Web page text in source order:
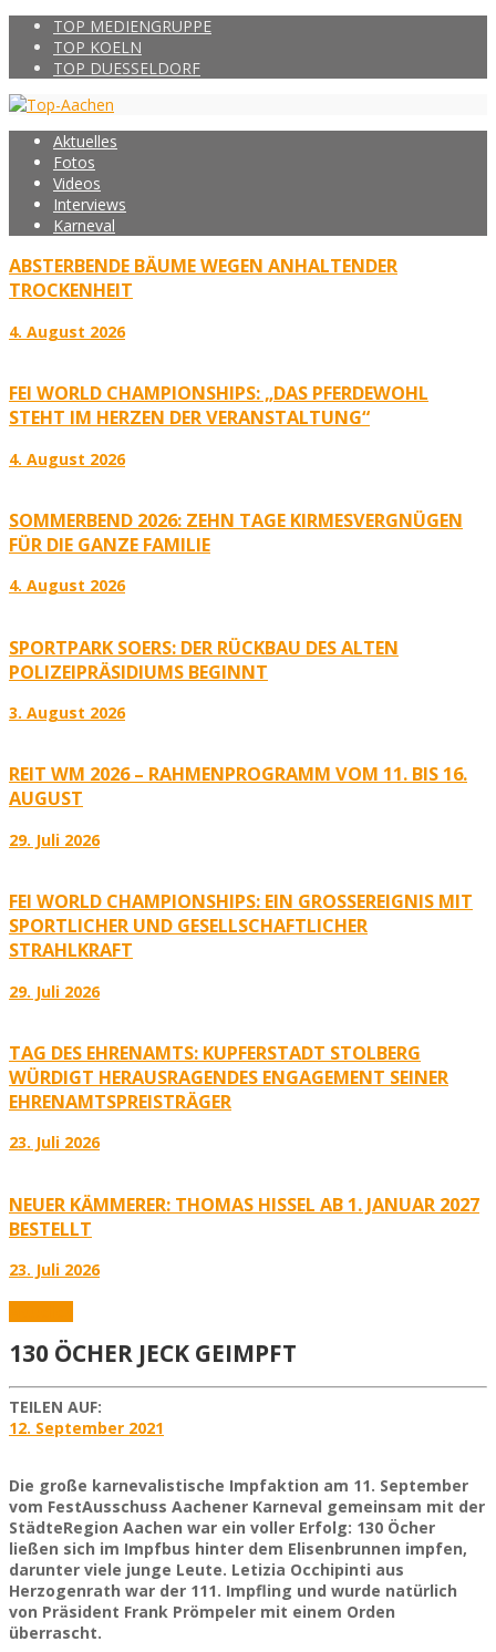
TOP MEDIENGRUPPE
TOP KOELN
TOP DUESSELDORF
Aktuelles
Fotos
Videos
Interviews
Karneval
ABSTERBENDE BÄUME WEGEN ANHALTENDER
TROCKENHEIT
4. August 2026
FEI WORLD CHAMPIONSHIPS: „DAS PFERDEWOHL
STEHT IM HERZEN DER VERANSTALTUNG“
4. August 2026
SOMMERBEND 2026: ZEHN TAGE KIRMESVERGNÜGEN
FÜR DIE GANZE FAMILIE
4. August 2026
SPORTPARK SOERS: DER RÜCKBAU DES ALTEN
POLIZEIPRÄSIDIUMS BEGINNT
3. August 2026
REIT WM 2026 – RAHMENPROGRAMM VOM 11. BIS 16.
AUGUST
29. Juli 2026
FEI WORLD CHAMPIONSHIPS: EIN GROSSEREIGNIS MIT S
PORTLICHER UND GESELLSCHAFTLICHER S
TRAHLKRAFT
29. Juli 2026
TAG DES EHRENAMTS: KUPFERSTADT STOLBERG
WÜRDIGT HERAUSRAGENDES ENGAGEMENT SEINER
EHRENAMTSPREISTRÄGER
23. Juli 2026
NEUER KÄMMERER: THOMAS HISSEL AB 1. JANUAR 2027
BESTELLT
23. Juli 2026
130 ÖCHER JECK GEIMPFT
TEILEN AUF:
12. September 2021
Die große karnevalistische Impfaktion am 11. September
vom FestAusschuss Aachener Karneval gemeinsam mit der
StädteRegion Aachen war ein voller Erfolg: 130 Öcher
ließen sich im Impfbus hinter dem Elisenbrunnen impfen,
darunter viele junge Leute. Letizia Occhipinti aus
Herzogenrath war der 111. Impfling und wurde natürlich
von Präsident Frank Prömpeler mit einem Orden
überrascht.